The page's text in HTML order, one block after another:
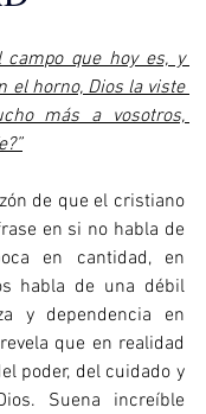
campo que hoy es, y
el horno, Dios la viste
más a vosotros,
de que el cristiano
en si no habla de
en cantidad, en
habla de una débil
y dependencia en
que en realidad
poder, del cuidado y
Suena increíble